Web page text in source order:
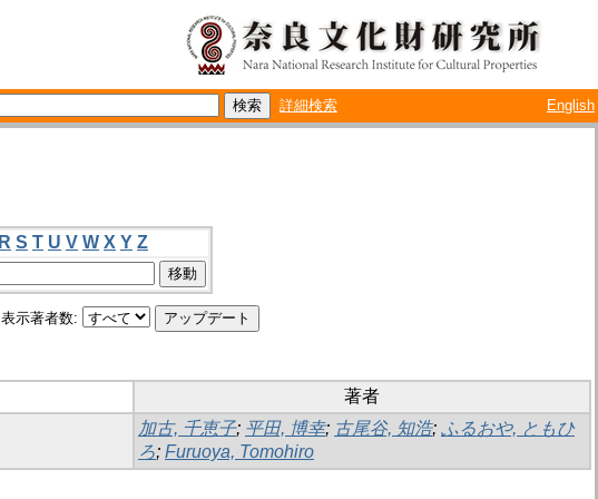
詳細検索 English
R S T U V W X Y Z
表示著者数:
著者
加古, 千恵子; 平田, 博幸; 古尾谷, 知浩; ふるおや, ともひ
ろ; Furuoya, Tomohiro